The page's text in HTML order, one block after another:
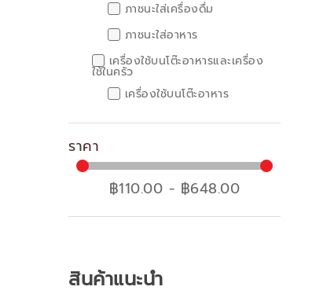
ภาชนะใส่เครื่องดื่ม
ภาชนะใส่อาหาร
เครื่องใช้บนโต๊ะอาหารและเครื่อง
ใช้ในครัว
เครื่องใช้บนโต๊ะอาหาร
เครื่องใช้บนโต๊ะอาหาร
ภาชนะใส่อาหาร
อุปกรณ์ทานอาหาร
อุปกรณ์ครัว
อุปกรณ์ทำอาหาร
ราคา
฿110.00 - ฿648.00
สินค้าแนะนำ